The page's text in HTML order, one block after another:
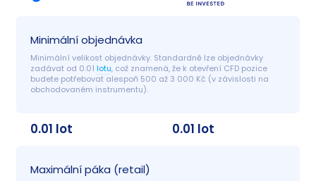
Minimální objednávka
Minimální velikost objednávky. Standardně lze objednávky
zadávat od 0.01 lotu, což znamená, že k otevření CFD pozice
budete potřebovat alespoň 500 až 3 000 Kč (v závislosti na
obchodovaném instrumentu).
0.01 lot 0.01 lot
Maximální páka (retail)